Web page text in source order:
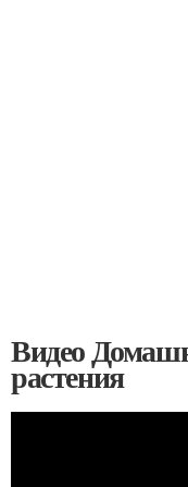
Видео
растения